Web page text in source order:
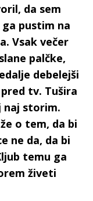
da sem
pustim na
Vsak večer
palčke,
debelejši
tv. Tušira
naj storim.
o tem, da bi
ne da, da bi
temu ga
živeti